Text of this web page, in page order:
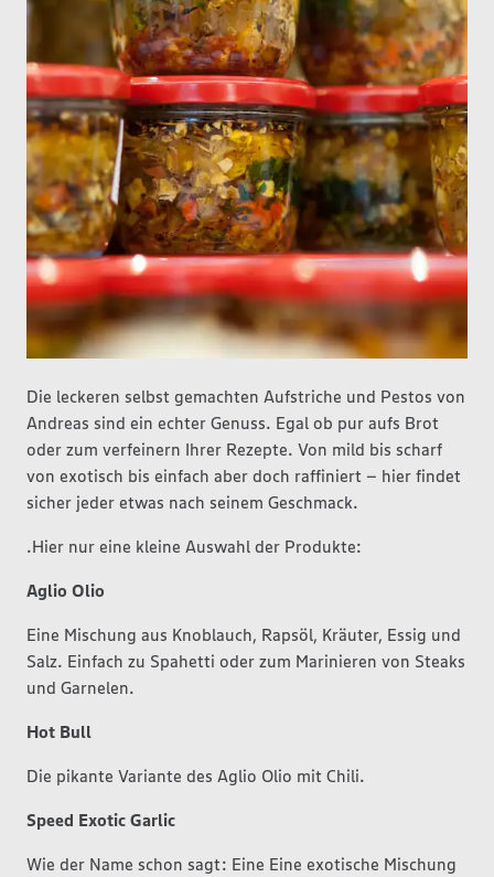
Die leckeren selbst gemachten Aufstriche und Pestos von
Andreas sind ein echter Genuss. Egal ob pur aufs Brot
oder zum verfeinern Ihrer Rezepte. Von mild bis scharf
von exotisch bis einfach aber doch raffiniert – hier findet
sicher jeder etwas nach seinem Geschmack.
.Hier nur eine kleine Auswahl der Produkte:
Aglio Olio
Eine Mischung aus Knoblauch, Rapsöl, Kräuter, Essig und
Salz. Einfach zu Spahetti oder zum Marinieren von Steaks
und Garnelen.
Hot Bull
Die pikante Variante des Aglio Olio mit Chili.
Speed Exotic Garlic
Wie der Name schon sagt: Eine Eine exotische Mischung